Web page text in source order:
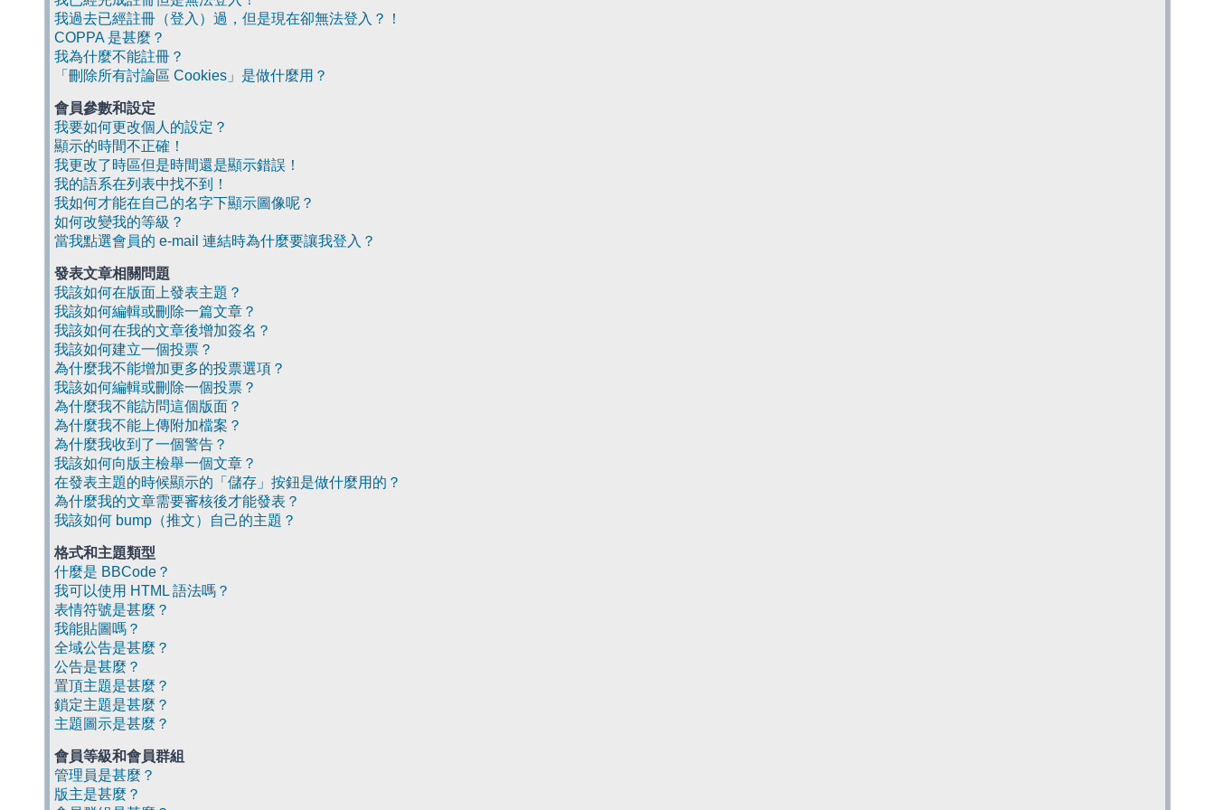
我過去已經註冊（登入）過，但是現在卻無法登入？！
COPPA 是甚麼？
我為什麼不能註冊？
「刪除所有討論區 Cookies」是做什麼用？
會員參數和設定
我要如何更改個人的設定？
顯示的時間不正確！
我更改了時區但是時間還是顯示錯誤！
我的語系在列表中找不到！
我如何才能在自己的名字下顯示圖像呢？
如何改變我的等級？
當我點選會員的 e-mail 連結時為什麼要讓我登入？
發表文章相關問題
我該如何在版面上發表主題？
我該如何編輯或刪除一篇文章？
我該如何在我的文章後增加簽名？
我該如何建立一個投票？
為什麼我不能增加更多的投票選項？
我該如何編輯或刪除一個投票？
為什麼我不能訪問這個版面？
為什麼我不能上傳附加檔案？
為什麼我收到了一個警告？
我該如何向版主檢舉一個文章？
在發表主題的時候顯示的「儲存」按鈕是做什麼用的？
為什麼我的文章需要審核後才能發表？
我該如何 bump（推文）自己的主題？
格式和主題類型
什麼是 BBCode？
我可以使用 HTML 語法嗎？
表情符號是甚麼？
我能貼圖嗎？
全域公告是甚麼？
公告是甚麼？
置頂主題是甚麼？
鎖定主題是甚麼？
主題圖示是甚麼？
會員等級和會員群組
管理員是甚麼？
版主是甚麼？